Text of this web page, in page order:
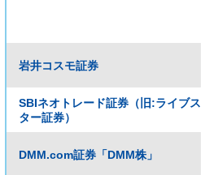
岩井コスモ証券
SBIネオトレード証券（旧:ライブス
ター証券）
DMM.com証券「DMM株」